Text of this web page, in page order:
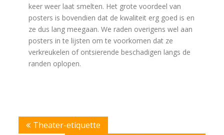
keer weer laat smelten. Het grote voordeel van
posters is bovendien dat de kwaliteit erg goed is en
ze dus lang meegaan. We raden overigens wel aan
posters in te lijsten om te voorkomen dat ze
verkreukelen of ontsierende beschadigen langs de
randen oplopen.
navigatie
Theater-etiquette